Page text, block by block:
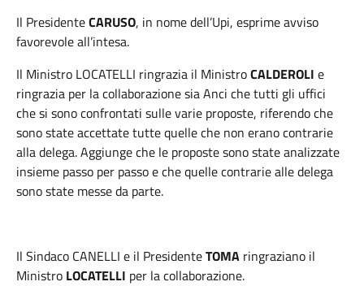
Il PresidenteCARUSO, in nome dell’Upi, esprime avviso
favorevole all’intesa.
Il Ministro LOCATELLI ringrazia il MinistroCALDEROLI e
ringrazia per la collaborazione sia Anci che tutti gli uffici
che si sono confrontati sulle varie proposte, riferendo che
sono state accettate tutte quelle che non erano contrarie
alla delega. Aggiunge che le proposte sono state analizzate
insieme passo per passo e che quelle contrarie alle delega
sono state messe da parte.
Il Sindaco CANELLI e il PresidenteTOMA ringraziano il
Ministro LOCATELLI per la collaborazione.